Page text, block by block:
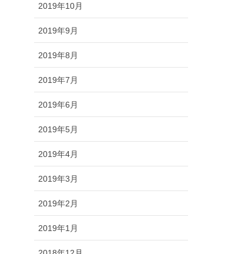
2019年10月
2019年9月
2019年8月
2019年7月
2019年6月
2019年5月
2019年4月
2019年3月
2019年2月
2019年1月